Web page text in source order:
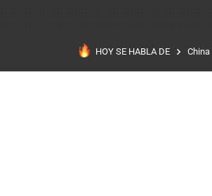
HOY SE HABLA DE China